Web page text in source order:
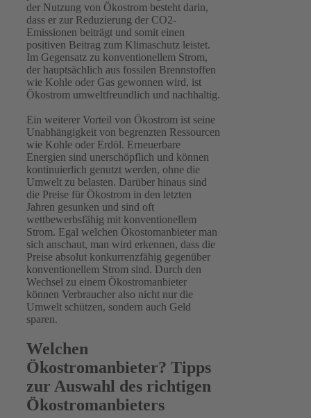
der Nutzung von Ökostrom besteht darin,
dass er zur Reduzierung der CO2-
Emissionen beiträgt und somit einen
positiven Beitrag zum Klimaschutz leistet.
Im Gegensatz zu konventionellem Strom,
der hauptsächlich aus fossilen Brennstoffen
wie Kohle oder Gas gewonnen wird, ist
Ökostrom umweltfreundlich und nachhaltig.
Ein weiterer Vorteil von Ökostrom ist seine
Unabhängigkeit von begrenzten Ressourcen
wie Kohle oder Erdöl. Erneuerbare
Energien sind unerschöpflich und können
kontinuierlich genutzt werden, ohne die
Umwelt zu belasten. Darüber hinaus sind
die Preise für Ökostrom in den letzten
Jahren gesunken und sind oft
wettbewerbsfähig mit konventionellem
Strom. Egal welchen Ökostomanbieter man
sich anschaut, man wird erkennen, dass die
Preise absolut konkurrenzfähig gegenüber
konventionellem Strom sind. Durch den
Wechsel zu einem Ökostromanbieter
können Verbraucher also nicht nur die
Umwelt schützen, sondern auch Geld
sparen.
Welchen
Ökostromanbieter? Tipps
zur Auswahl des richtigen
Ökostromanbieters